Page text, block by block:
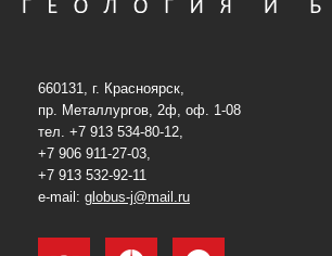
660131, г. Красноярск,
пр. Металлургов, 2ф, оф. 1-08
тел. +7 913 534-80-12,
+7 906 911-27-03,
+7 913 532-92-11
e-mail: globus-j@mail.ru